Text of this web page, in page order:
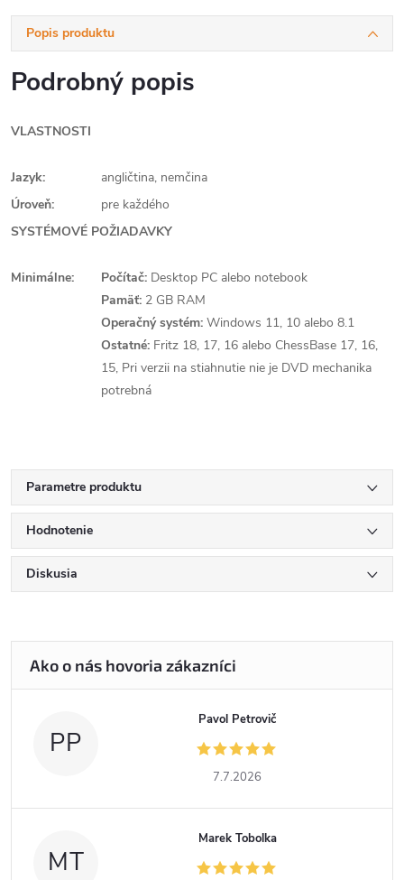
Popis produktu
Podrobný popis
VLASTNOSTI
Jazyk:
angličtina, nemčina
Úroveň:
pre každého
SYSTÉMOVÉ POŽIADAVKY
Minimálne: Počítač: Desktop PC alebo notebook
Pamäť: 2 GB RAM
Operačný systém: Windows 11, 10 alebo 8.1
Ostatné: Fritz 18, 17, 16 alebo ChessBase 17, 16,
15, Pri verzii na stiahnutie nie je DVD mechanika
potrebná
Parametre produktu
Hodnotenie
Diskusia
PP
Pavol Petrovič
7.7.2026
MT
Marek Tobolka